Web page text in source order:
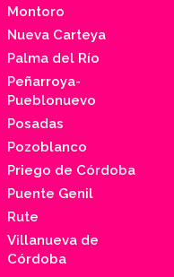
Montoro
Nueva Carteya
Palma del Río
Peñarroya-
Pueblonuevo
Posadas
Pozoblanco
Priego de Córdoba
Puente Genil
Rute
Villanueva de
Córdoba